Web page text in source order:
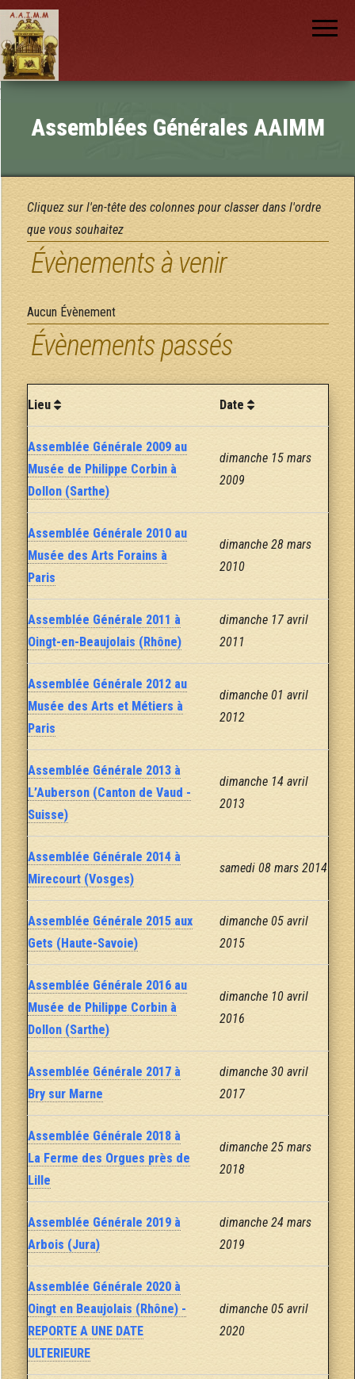
Musique
Assemblées Générales AAIMM
Cliquez sur l'en-tête des colonnes pour classer dans l'ordre
que vous souhaitez
Évènements à venir
Aucun Évènement
Évènements passés
Lieu Date
Assemblée Générale 2009 au
Musée de Philippe Corbin à
Dollon (Sarthe)
dimanche 15 mars
2009
Assemblée Générale 2010 au
Musée des Arts Forains à
Paris
dimanche 28 mars
2010
Assemblée Générale 2011 à
Oingt-en-Beaujolais (Rhône)
dimanche 17 avril
2011
Assemblée Générale 2012 au
Musée des Arts et Métiers à
Paris
dimanche 01 avril
2012
Assemblée Générale 2013 à
L’Auberson (Canton de Vaud -
Suisse)
dimanche 14 avril
2013
Assemblée Générale 2014 à
Mirecourt (Vosges)
samedi 08 mars 2014
Assemblée Générale 2015 aux
Gets (Haute-Savoie)
dimanche 05 avril
2015
Assemblée Générale 2016 au
Musée de Philippe Corbin à
Dollon (Sarthe)
dimanche 10 avril
2016
Assemblée Générale 2017 à
Bry sur Marne
dimanche 30 avril
2017
Assemblée Générale 2018 à
La Ferme des Orgues près de
Lille
dimanche 25 mars
2018
Assemblée Générale 2019 à
Arbois (Jura)
dimanche 24 mars
2019
Assemblée Générale 2020 à
Oingt en Beaujolais (Rhône) -
REPORTE A UNE DATE
ULTERIEURE
dimanche 05 avril
2020